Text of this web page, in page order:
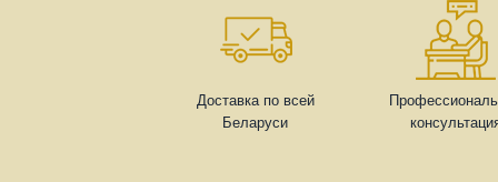
Доставка по всей
Беларуси